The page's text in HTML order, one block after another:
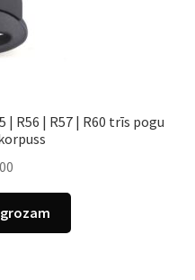
| R56 | R57 | R60 trīs pogu